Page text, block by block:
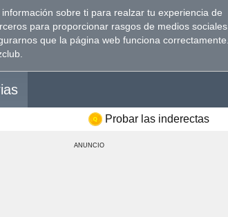
sobre ti para realzar tu experiencia de
para proporcionar rasgos de medios sociales,
que la página web funciona correctamente.
Probar las inderectas
ANUNCIO